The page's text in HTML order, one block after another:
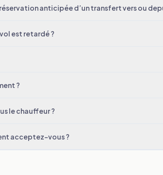
anticipée d’un transfert vers ou
est retardé ?
?
le chauffeur ?
acceptez-vous ?